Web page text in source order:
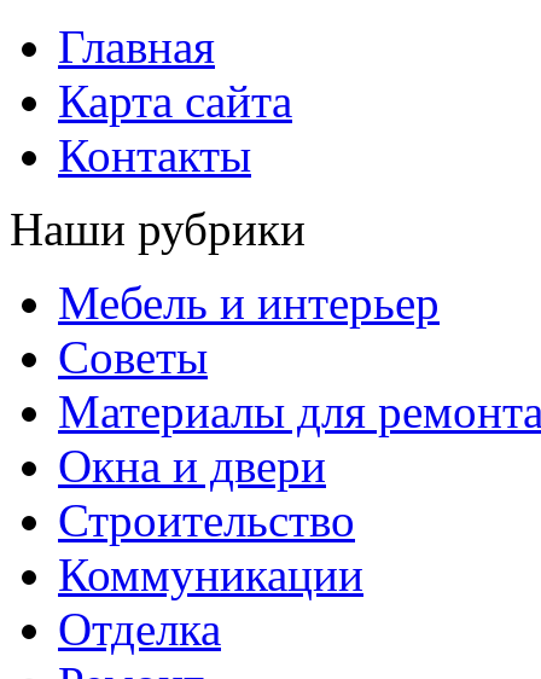
Главная
Карта сайта
Контакты
Наши рубрики
Мебель и интерьер
Советы
Материалы для
Окна и двери
Строительство
Коммуникации
Отделка